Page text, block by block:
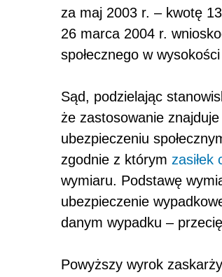
za maj 2003 r. – kwotę
26 marca 2004 r.
społecznego w wysokości
Sąd, podzielając
że zastosowanie
ubezpieczeniu
zgodnie z którym zasiłek
wymiaru. Podstawę
ubezpieczenie
danym wypadku –
Powyższy wyrok